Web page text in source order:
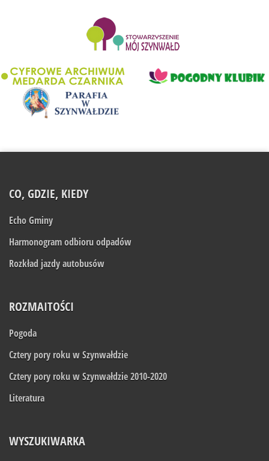
CO, GDZIE, KIEDY
Echo Gminy
Harmonogram odbioru odpadów
Rozkład jazdy autobusów
ROZMAITOŚCI
Pogoda
Cztery pory roku w Szynwałdzie
Cztery pory roku w Szynwałdzie 2010-2020
Literatura
WYSZUKIWARKA